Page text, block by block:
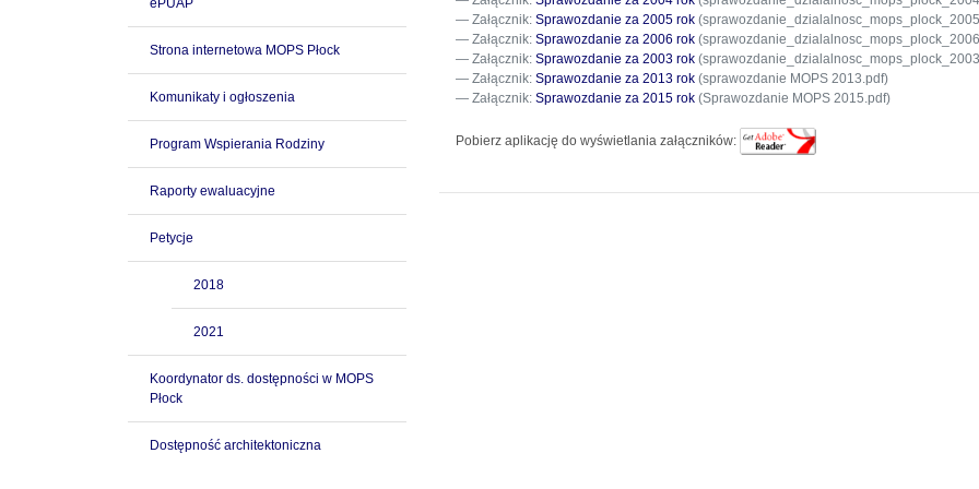
ePUAP
Strona internetowa MOPS Płock
Komunikaty i ogłoszenia
Program Wspierania Rodziny
Raporty ewaluacyjne
Petycje
2018
2021
Koordynator ds. dostępności w MOPS
Płock
Dostępność architektoniczna
Załącznik: Sprawozdanie za 2005 rok
Załącznik: Sprawozdanie za 2006 rok
Załącznik: Sprawozdanie za 2003 rok
Załącznik: Sprawozdanie za 2013 rok (sprawozdanie MOPS 2013.pdf)
Załącznik: Sprawozdanie za 2015 rok (Sprawozdanie MOPS 2015.pdf)
Pobierz aplikację do wyświetlania załączników: